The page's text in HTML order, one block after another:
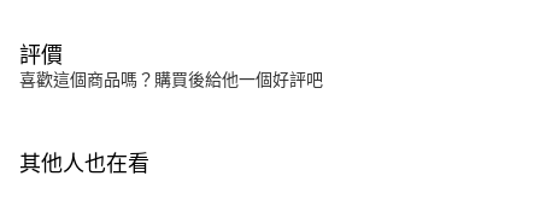
評價
喜歡這個商品嗎？購買後給他一個好評吧
其他人也在看